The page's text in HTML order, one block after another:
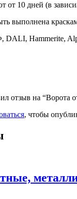
от 10 дней (в
выполнена
Hammerite,
отзыв на “Ворота
, чтобы